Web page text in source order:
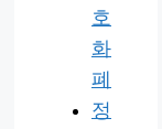
호
화
폐
정